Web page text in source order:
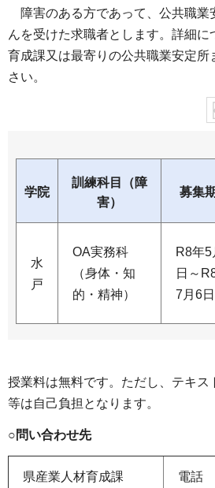
障害のある方であって、公共職業
んを受けた求職者とします。詳細
育成課又は最寄りの公共職業安定所
さい。
学院
訓練科目（障
害）
募集
水
戸
OA実務科
（身体・知
的・精神）
R8年5
日～
7月6日
授業料は無料です。ただし、テキス
等は自己負担となります。
○問い合わせ先
県産業人材育成課 電話